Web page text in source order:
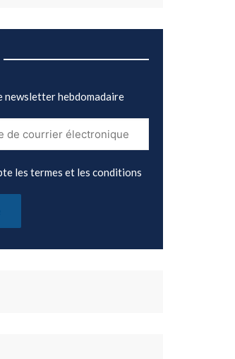
newsletter hebdomadaire
les termes et les conditions